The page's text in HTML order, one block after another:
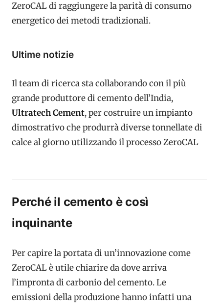
ZeroCAL di raggiungere la parità di consumo
energetico dei metodi tradizionali.
Ultime notizie
Il team di ricerca sta collaborando con il più
grande produttore di cemento dell’India,
Ultratech Cement, per costruire un impianto
dimostrativo che produrrà diverse tonnellate di
calce al giorno utilizzando il processo ZeroCAL
Perché il cemento è così
inquinante
Per capire la portata di un’innovazione come
ZeroCAL è utile chiarire da dove arriva
l’impronta di carbonio del cemento. Le
emissioni della produzione hanno infatti una